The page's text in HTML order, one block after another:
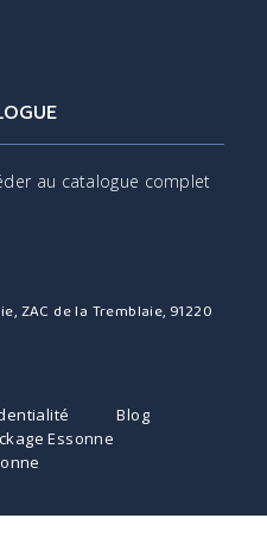
au catalogue complet
ZAC de la Tremblaie, 91220
Blog
Essonne